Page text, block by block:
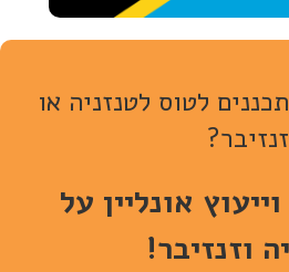
לטוס לטנזניה או
זנזיבר?
אונליין על
וזנזיבר!